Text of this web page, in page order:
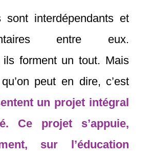
sont interdépendants et
entre eux.
ils forment un tout. Mais
peut en dire, c’est
un projet intégral
Ce projet s’appuie,
sur l’éducation